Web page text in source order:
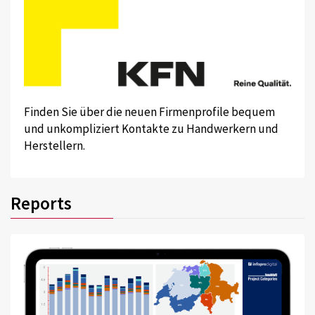
Finden Sie über die neuen Firmenprofile bequem
und unkompliziert Kontakte zu Handwerkern und
Herstellern.
Reports